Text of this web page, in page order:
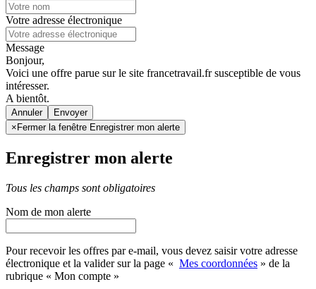
Votre adresse électronique
Message
Bonjour,
Voici une offre parue sur le site francetravail.fr susceptible de vous
intéresser.
A bientôt.
Annuler
× Fermer la fenêtre Enregistrer mon alerte
Enregistrer mon alerte
Tous les champs sont obligatoires
Nom de mon alerte
Pour recevoir les offres par e-mail, vous devez saisir votre adresse
électronique et la valider sur la page « Mes coordonnées » de la
rubrique « Mon compte »